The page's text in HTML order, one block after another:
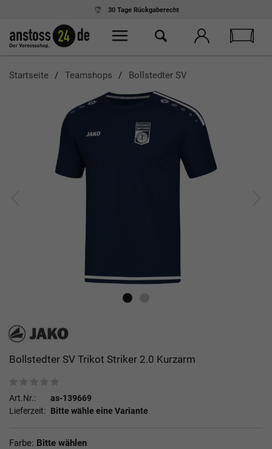
30 Tage Rückgaberecht
Startseite Teamshops Bollstedter SV
Bollstedter SV Trikot Striker 2.0 Kurzarm
Art.Nr.:
as-139669
Lieferzeit: Bitte wähle eine Variante
Farbe: Bitte wählen